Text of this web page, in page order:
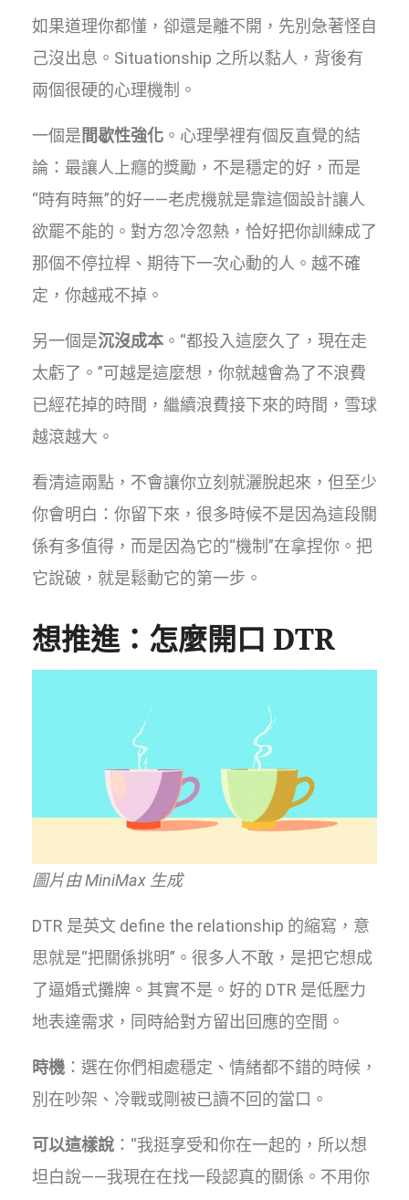
如果道理你都懂，卻還是離不開，先別急著怪自
己沒出息。Situationship 之所以黏人，背後有
兩個很硬的心理機制。
一個是間歇性強化 。心理學裡有個反直覺的結
論：最讓人上癮的獎勵，不是穩定的好，而是
“時有時無”的好——老虎機就是靠這個設計讓人
欲罷不能的。對方忽冷忽熱，恰好把你訓練成了
那個不停拉桿、期待下一次心動的人。越不確
定，你越戒不掉。
另一個是沉沒成本 。“都投入這麼久了，現在走
太虧了。”可越是這麼想，你就越會為了不浪費
已經花掉的時間，繼續浪費接下來的時間，雪球
越滾越大。
看清這兩點，不會讓你立刻就灑脫起來，但至少
你會明白：你留下來，很多時候不是因為這段關
係有多值得，而是因為它的“機制”在拿捏你。把
它說破，就是鬆動它的第一步。
想推進：怎麼開口 DTR
圖片由 MiniMax 生成
DTR 是英文 define the relationship 的縮寫，意
思就是“把關係挑明”。很多人不敢，是把它想成
了逼婚式攤牌。其實不是。好的 DTR 是低壓力
地表達需求，同時給對方留出回應的空間。
時機 ：選在你們相處穩定、情緒都不錯的時候，
別在吵架、冷戰或剛被已讀不回的當口。
可以這樣說 ：“我挺享受和你在一起的，所以想
坦白說——我現在在找一段認真的關係。不用你